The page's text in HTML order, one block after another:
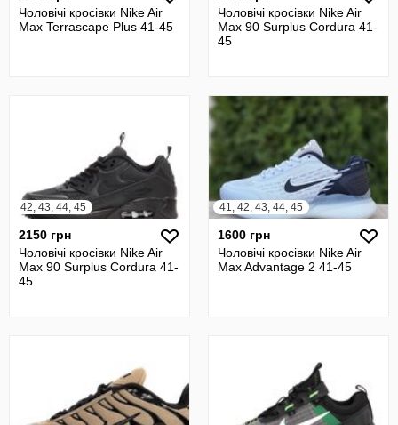
Чоловічі кросівки Nike Air
Max Terrascape Plus 41-45
Чоловічі кросівки Nike Air
Max 90 Surplus Cordura 41-
45
42, 43, 44, 45
2150 грн
Чоловічі кросівки Nike Air
Max 90 Surplus Cordura 41-
45
41, 42, 43, 44, 45
1600 грн
Чоловічі кросівки Nike Air
Max Advantage 2 41-45